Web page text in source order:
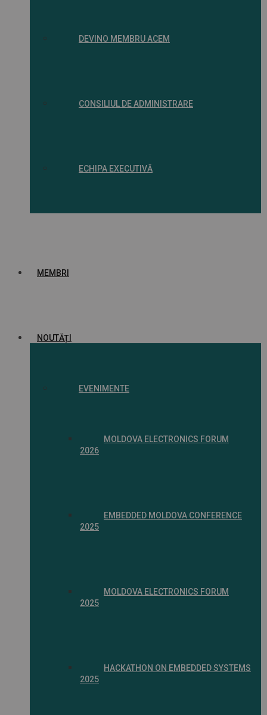
DEVINO MEMBRU ACEM
CONSILIUL DE ADMINISTRARE
ECHIPA EXECUTIVĂ
MEMBRI
NOUTĂȚI
EVENIMENTE
MOLDOVA ELECTRONICS FORUM
2026
EMBEDDED MOLDOVA CONFERENCE
2025
MOLDOVA ELECTRONICS FORUM
2025
HACKATHON ON EMBEDDED SYSTEMS
2025